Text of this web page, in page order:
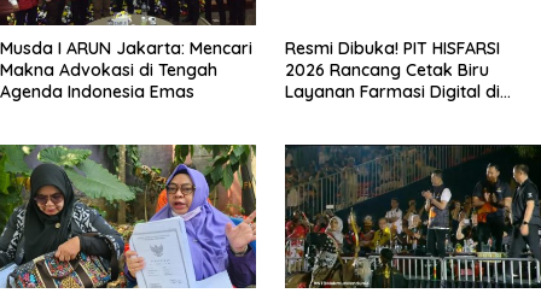
Musda I ARUN Jakarta: Mencari
Makna Advokasi di Tengah
Agenda Indonesia Emas
Resmi Dibuka! PIT HISFARSI
2026 Rancang Cetak Biru
Layanan Farmasi Digital di